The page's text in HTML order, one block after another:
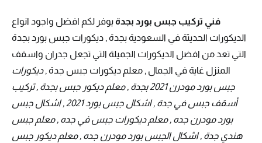
فني تركيب جبس بورد بجدة يوفر لكم افضل واجود انواع
الديكورات الحديثة في السعودية بجدة , ديكورات جبس بورد بجدة
التي تعد من افضل الديكورات الجميلة التي تجعل جدران واسقف
المنزل غاية في الجمال , معلم ديكورات جبس جدة ,ديكورات
جبس بورد مودرن 2021 بجدة , معلم ديكور جبس بجدة , تركيب
أسقف جبس في جدة , اشكال جبس بورد 2021 , اشكال جبس
بورد مودرن جده , معلم ديكورات جبس في جده , معلم جبس
هندي جدة , اشكال الجبس بورد مودرن جده , معلم ديكور جبس